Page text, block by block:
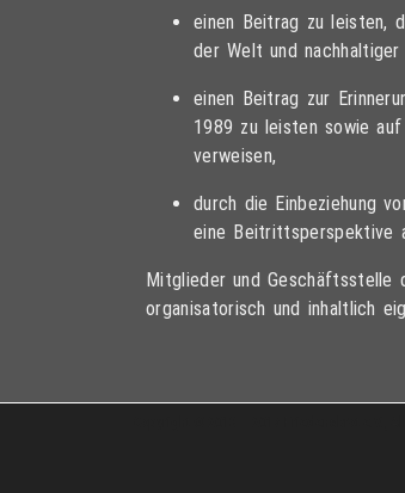
einen Beitrag zu leisten,
der Welt und
einen Beitrag zur
1989 zu leisten sowie
verweisen,
durch die Einbeziehung
eine Beitrittsperspektive
Mitglieder und Geschäftsstelle
organisatorisch und inhaltlich